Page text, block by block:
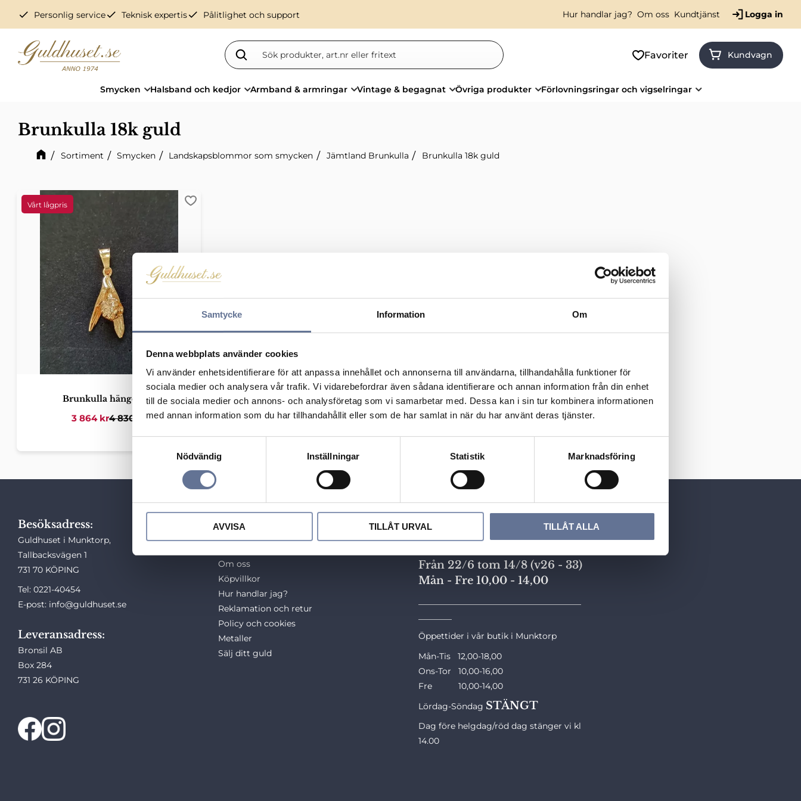
Samtycke Information Om
Denna webbplats använder cookies
Vi använder enhetsidentifierare för att anpassa innehållet och annonserna till användarna, tillhandahålla funktioner för
sociala medier och analysera vår trafik. Vi vidarebefordrar även sådana identifierare och annan information från din enhet
till de sociala medier och annons- och analysföretag som vi samarbetar med. Dessa kan i sin tur kombinera informationen
med annan information som du har tillhandahållit eller som de har samlat in när du har använt deras tjänster.
y
s
Nödvändig Inställningar Statistik Marknadsföring
AVVISA TILLÅT URVAL TILLÅT ALLA
check Personlig servicecheck Teknisk expertischeck Pålitlighet och support Hur handlar jag? Om oss Kundtjänst Logga in
Favoriter Kundvagn
Smycken Halsband och kedjor Armband & armringar Vintage & begagnat Övriga produkter Förlovningsringar och vigselringar
Brunkulla 18k guld
Sortiment Smycken Landskapsblommor som smycken Jämtland Brunkulla Brunkulla 18k guld
Brunkulla hänge 18K
3 864kr4 830
Lägg till i favoriter
Besöksadress:
Guldhuset i Munktorp,
Tallbacksvägen 1
731 70 KÖPING
Tel: 0221-40454
E-post: info@guldhuset.se
Leveransadress:
Bronsil AB
Box 284
731 26 KÖPING
Snabblänkar
Om oss
Köpvillkor
Hur handlar jag?
Reklamation och retur
Policy och cookies
Metaller
Sälj ditt guld
Öppettider
Sommaren 2026
Från 22/6 tom 14/8 (v26 - 33)
Mån - Fre 10,00 - 14,00
Öppettider i vår butik i Munktorp
Mån-Tis 12,00-18,00
Ons-Tor 10,00-16,00
Fre 10,00-14,00
Lördag-Söndag STÄNGT
Dag före helgdag/röd dag stänger vi kl
14.00